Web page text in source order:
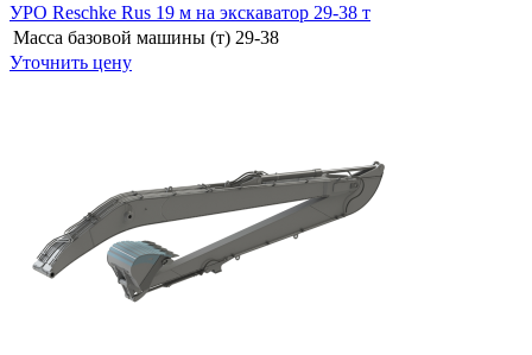
УРО Reschke Rus 19 м на экскаватор 29-38 т
Масса базовой машины (т) 29-38
Уточнить цену